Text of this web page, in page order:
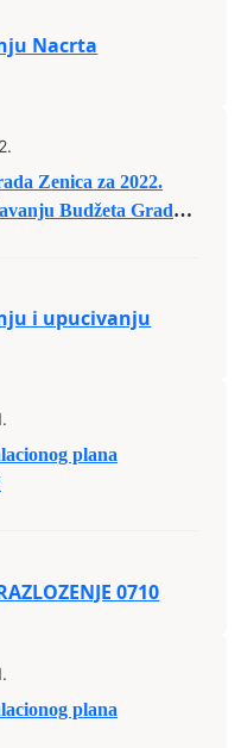
Nacrta
Zenica za 2022.
Budžeta Grada
i upucivanju
plana
0710
plana